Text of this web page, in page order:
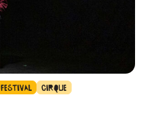
tout en rappelant que
demeure notre ressource
FESTIVAL CIRQUE